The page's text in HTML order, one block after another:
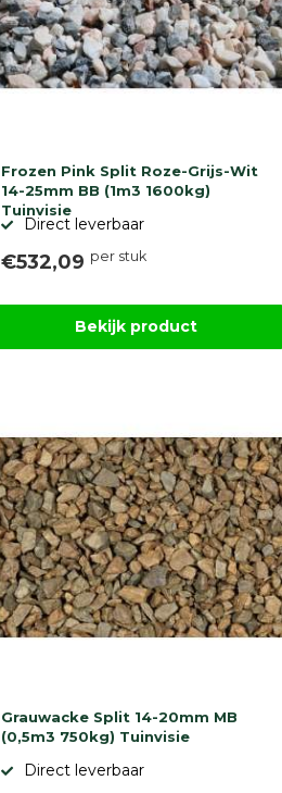
Frozen Pink Split Roze-Grijs-Wit
14-25mm BB (1m3 1600kg)
Tuinvisie
Direct leverbaar
€532,09 per stuk
Bekijk product
Grauwacke Split 14-20mm MB
(0,5m3 750kg) Tuinvisie
Direct leverbaar